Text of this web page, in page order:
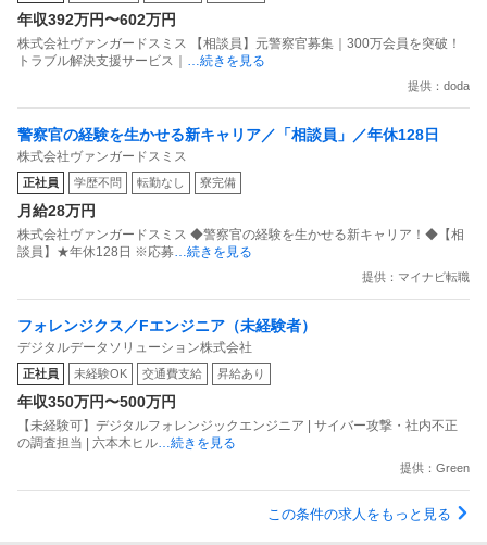
年収392万円〜602万円
株式会社ヴァンガードスミス 【相談員】元警察官募集｜300万会員を突破！
トラブル解決支援サービス｜ …続きを見る
提供：doda
警察官の経験を生かせる新キャリア／「相談員」／年休128日
株式会社ヴァンガードスミス
正社員 学歴不問 転勤なし 寮完備
月給28万円
株式会社ヴァンガードスミス ◆警察官の経験を生かせる新キャリア！◆【相
談員】★年休128日 ※応募…続きを見る
提供：マイナビ転職
フォレンジクス／Fエンジニア（未経験者）
デジタルデータソリューション株式会社
正社員 未経験OK 交通費支給 昇給あり
年収350万円〜500万円
【未経験可】デジタルフォレンジックエンジニア | サイバー攻撃・社内不正
の調査担当 | 六本木ヒル…続きを見る
提供：Green
この条件の求人をもっと見る